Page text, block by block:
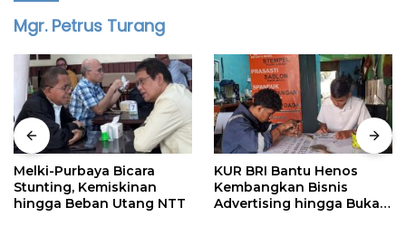
Mgr. Petrus Turang
Melki-Purbaya Bicara
Stunting, Kemiskinan
hingga Beban Utang NTT
KUR BRI Bantu Henos
Kembangkan Bisnis
Advertising hingga Buka